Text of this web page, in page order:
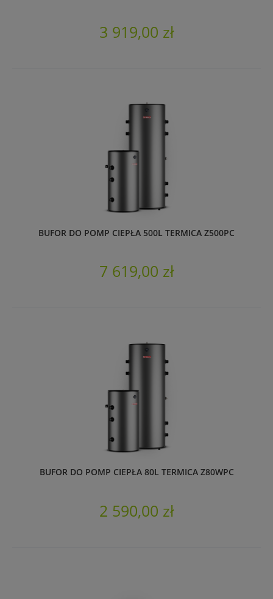
3 919,00 zł
BUFOR DO POMP CIEPŁA 500L TERMICA Z500PC
7 619,00 zł
BUFOR DO POMP CIEPŁA 80L TERMICA Z80WPC
2 590,00 zł